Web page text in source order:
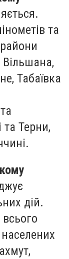
та
Вільшана,
Табаївка
та Терни,
дій.
всього